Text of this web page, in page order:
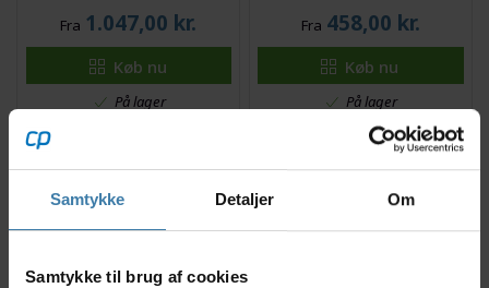
Samtykke Detaljer Om
Samtykke til brug af cookies
Fra 1.047,00 kr.
Køb nu
På lager
Fra 458,00 kr.
Køb nu
På lager